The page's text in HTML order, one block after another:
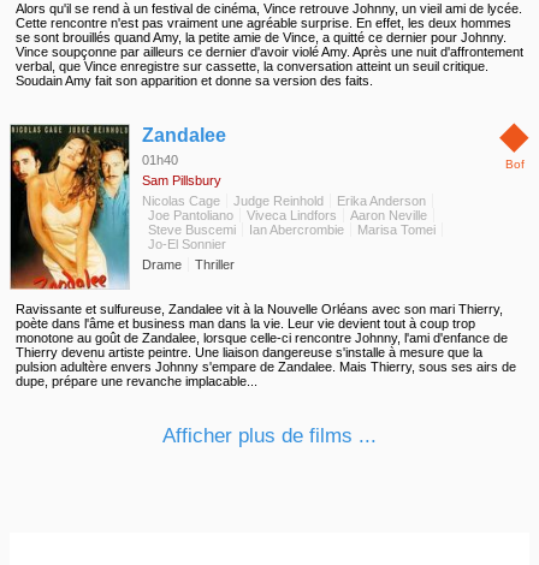
Alors qu'il se rend à un festival de cinéma, Vince retrouve Johnny, un vieil ami de lycée.
Cette rencontre n'est pas vraiment une agréable surprise. En effet, les deux hommes
se sont brouillés quand Amy, la petite amie de Vince, a quitté ce dernier pour Johnny.
Vince soupçonne par ailleurs ce dernier d'avoir violé Amy. Après une nuit d'affrontement
verbal, que Vince enregistre sur cassette, la conversation atteint un seuil critique.
Soudain Amy fait son apparition et donne sa version des faits.
◆
Bof
Zandalee
01h40
Sam Pillsbury
Nicolas Cage
Judge Reinhold
Erika Anderson
Joe Pantoliano
Viveca Lindfors
Aaron Neville
Steve Buscemi
Ian Abercrombie
Marisa Tomei
Jo-El Sonnier
Drame
Thriller
Ravissante et sulfureuse, Zandalee vit à la Nouvelle Orléans avec son mari Thierry,
poète dans l'âme et business man dans la vie. Leur vie devient tout à coup trop
monotone au goût de Zandalee, lorsque celle-ci rencontre Johnny, l'ami d'enfance de
Thierry devenu artiste peintre. Une liaison dangereuse s'installe à mesure que la
pulsion adultère envers Johnny s'empare de Zandalee. Mais Thierry, sous ses airs de
dupe, prépare une revanche implacable...
Afficher plus de films ...